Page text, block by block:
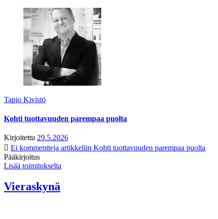
Tapio Kivistö
Kohti tuottavuuden parempaa puolta
Kirjoitettu 29.5.2026
Ei kommentteja artikkeliin Kohti tuottavuuden parempaa puolta
Pääkirjoitus
Lisää toimitukselta
Vieraskynä